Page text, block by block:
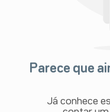
Parece que
Já conhece